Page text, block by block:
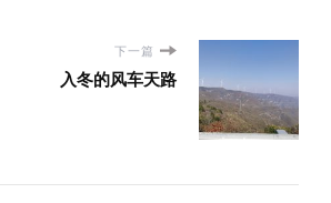
下一篇
入冬的风车天路